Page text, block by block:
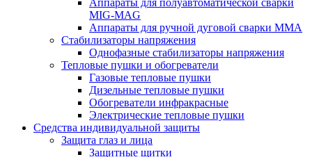
Аппараты для полуавтоматической сварки
MIG-MAG
Аппараты для ручной дуговой сварки MMA
Стабилизаторы напряжения
Однофазные стабилизаторы напряжения
Тепловые пушки и обогреватели
Газовые тепловые пушки
Дизельные тепловые пушки
Обогреватели инфракрасные
Электрические тепловые пушки
Средства индивидуальной защиты
Защита глаз и лица
Защитные щитки